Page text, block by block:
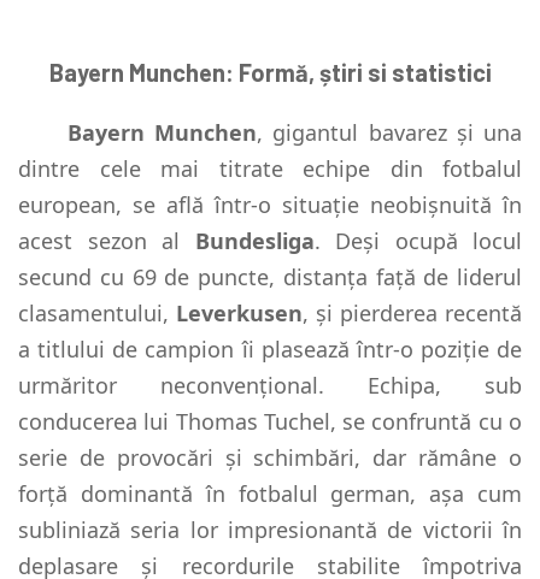
Bayern Munchen: Formă, știri si statistici
Bayern Munchen, gigantul bavarez și una
dintre cele mai titrate echipe din fotbalul
european, se află într-o situație neobișnuită în
acest sezon al Bundesliga. Deși ocupă locul
secund cu 69 de puncte, distanța față de liderul
clasamentului, Leverkusen, și pierderea recentă
a titlului de campion îi plasează într-o poziție de
urmăritor neconvențional. Echipa, sub
conducerea lui Thomas Tuchel, se confruntă cu o
serie de provocări și schimbări, dar rămâne o
forță dominantă în fotbalul german, așa cum
subliniază seria lor impresionantă de victorii în
deplasare și recordurile stabilite împotriva